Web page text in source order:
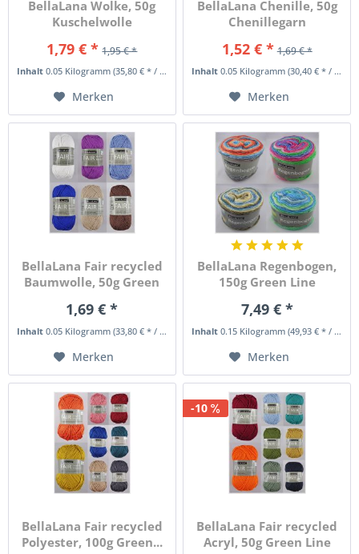
BellaLana Wolke, 50g
Kuschelwolle
1,79 € * 1,95 € *
Inhalt0.05 Kilogramm(35,80 € * / 1 Kilogramm)
Merken
BellaLana Chenille, 50g
Chenillegarn
1,52 € * 1,69 € *
Inhalt0.05 Kilogramm(30,40 € * / 1 Kilogramm)
Merken
BellaLana Fair recycled
Baumwolle, 50g Green
1,69 € *
Inhalt0.05 Kilogramm(33,80 € * / 1 Kilogramm)
Merken
BellaLana Regenbogen,
150g Green Line
7,49 € *
Inhalt0.15 Kilogramm(49,93 € * / 1 Kilogramm)
Merken
BellaLana Fair recycled
Polyester, 100g Green...
-10
BellaLana Fair recycled
Acryl, 50g Green Line